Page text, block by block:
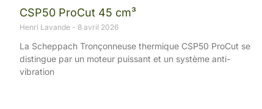
CSP50 ProCut 45 cm³
Henri Lavande 8 avril 2026
La Scheppach Tronçonneuse thermique CSP50 ProCut se
distingue par un moteur puissant et un système anti-
vibration